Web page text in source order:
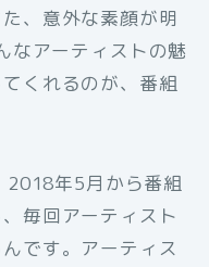
、意外な素顔が明
なアーティストの魅
くれるのが、番組
2018年5月から番組
毎回アーティスト
です。アーティス